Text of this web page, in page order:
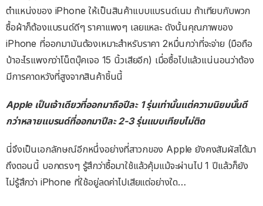
ตำแหน่งของ iPhone ให้เป็นสินค้าแบบแบรนด์เนม ถ้าเทียบกับพวก
ซื้อผ้าก็ต้องแบรนด์ดีๆ ราคาแพงๆ เลยแหละ ดังนั้นคุณภาพของ
iPhone ที่ออกมามันต้องเหมาะสำหรับราคา 2หมื่นกว่าที่จะจ่าย (มือถือ
บ้าอะไรแพงกว่าโน็ตบุ๊คเจอ 15 นิ้วเสียอีก) เมื่อซื้อไปแล้วแน่นอนว่าต้อง
มีการคาดหวังที่สูงจากสินค้าชิ้นนี้
Apple เป็นเจ้าเดียวที่ออกมาถือปีละ 1 รุ่นเท่านั้นแต่ความนิยมนั้นดี
กว่าหลายแบรนด์ที่ออกมาปีละ 2-3 รุ่นแบบเทียบไม่ติด
นี่จึงเป็นเอกลักษณ์อีกหนึ่งอย่างที่สาวกของ Apple ยังคงสัมผัสได้มา
ถึงตอนนี้ บอกตรงๆ รู้สึกว่าซื้อมาใช้แล้วคุ้มแม้จะผ่านไป 1 ปีแล้วก็ยัง
ไม่รู้สึกว่า iPhone ที่ใช้อยู่ลดค่าไปเสียแต่อย่างใด…